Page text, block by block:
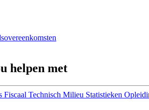
helpen met
Fiscaal Technisch Milieu Statistieken